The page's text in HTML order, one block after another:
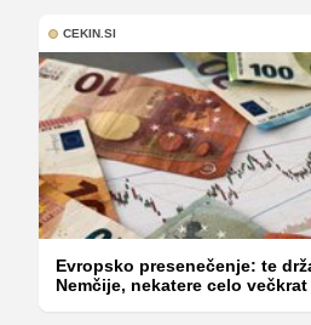
CEKIN.SI
Evropsko presenečenje: te
Nemčije, nekatere celo